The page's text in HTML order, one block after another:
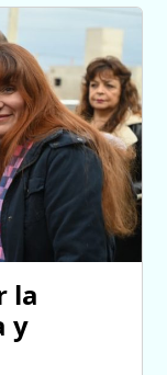
la
y